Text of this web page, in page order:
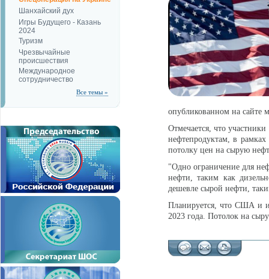
Шанхайский дух
Игры Будущего - Казань
2024
Туризм
Чрезвычайные
происшествия
Международное
сотрудничество
Все темы »
опубликованном на
Отмечается, что
нефтепродуктам, в
потолку цен на сырую
"Одно ограничение для
нефти, таким как
дешевле сырой нефти,
Планируется, что США и
2023 года. Потолок на